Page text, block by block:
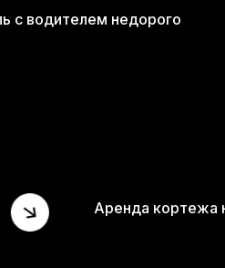
недорого
Аренда